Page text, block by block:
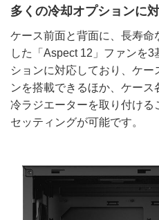
多くの冷却オプションに
ケース前面と背面に、長寿命
した「Aspect 12」ファンを
ションに対応しており、ケ
ンを搭載できるほか、ケー
冷ラジエーターを取り付ける
セッティングが可能です。